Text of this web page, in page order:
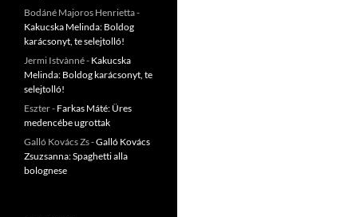
Bodáné Majoros Henrietta-
Kakucska Melinda: Boldog
karácsonyt, te selejtolló!
Jermi Istvànné- Kakucska
Melinda: Boldog karácsonyt, te
selejtolló!
Eszter- Farkas Máté: Üres
medencébe ugrottak
Galló Kovács Zs-Galló Kovács
Zsuzsanna: Spaghetti alla
bolognese